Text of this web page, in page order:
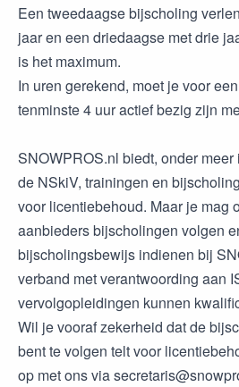
Een tweedaagse bijscholing
jaar en een driedaagse met drie
is het maximum.
In uren gerekend, moet je voor
tenminste 4 uur actief bezig zijn
SNOWPROS.nl biedt, onder
de NSkiV, trainingen en
voor licentiebehoud. Maar je mag
aanbieders bijscholingen volgen
bijscholingsbewijs indienen bij
verband met verantwoording aan
vervolgopleidingen kunnen
Wil je vooraf zekerheid dat de
bent te volgen telt voor
op met ons via